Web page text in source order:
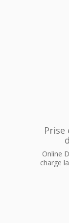
Prise
Online
charge